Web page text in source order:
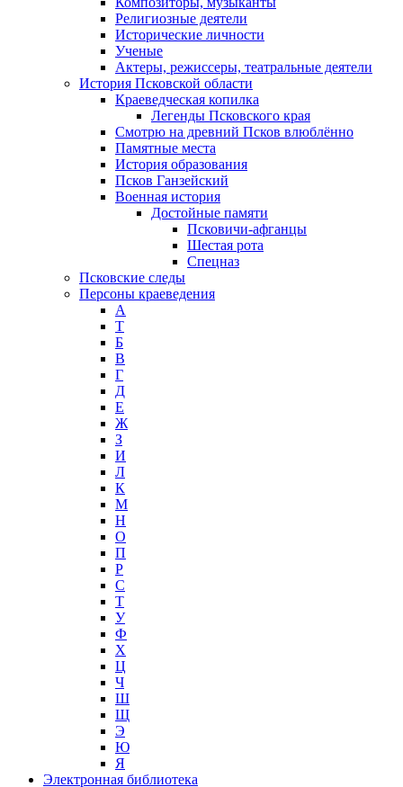
Религиозные деятели
Исторические личности
Ученые
Актеры, режиссеры, театральные деятели
История Псковской области
Краеведческая копилка
Легенды Псковского края
Смотрю на древний Псков влюблённо
Памятные места
История образования
Псков Ганзейский
Военная история
Достойные памяти
Псковичи-афганцы
Шестая рота
Спецназ
Псковские следы
Персоны краеведения
А
T
Б
В
Г
Д
Е
Ж
З
И
Л
К
М
Н
О
П
Р
С
Т
У
Ф
Х
Ц
Ч
Ш
Щ
Э
Ю
Я
Электронная библиотека